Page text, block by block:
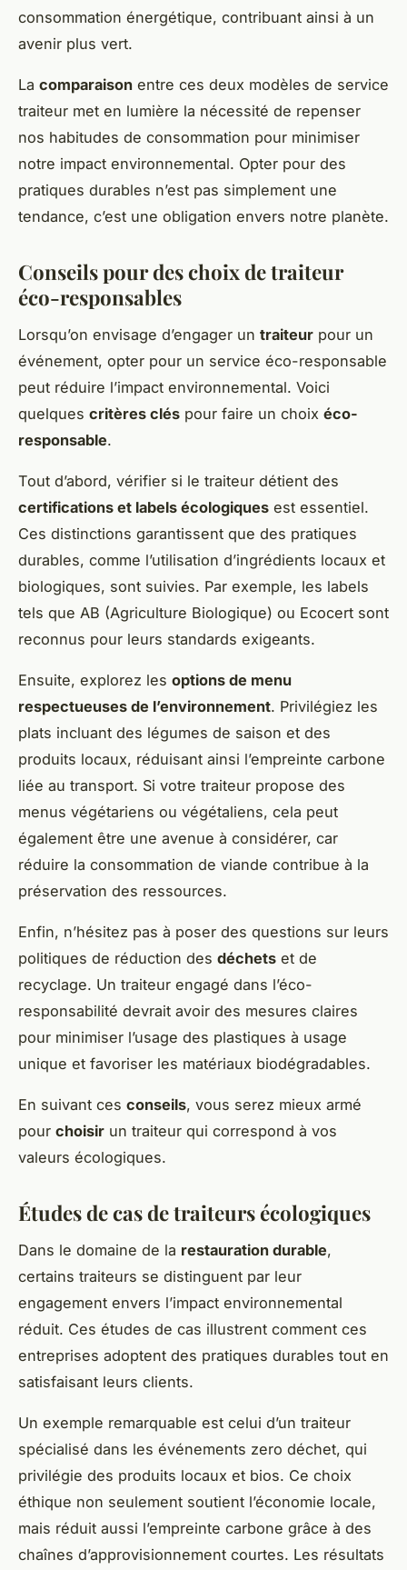
consommation énergétique, contribuant ainsi à un
avenir plus vert.
La comparaison entre ces deux modèles de service
traiteur met en lumière la nécessité de repenser
nos habitudes de consommation pour minimiser
notre impact environnemental. Opter pour des
pratiques durables n’est pas simplement une
tendance, c’est une obligation envers notre planète.
Conseils pour des choix de traiteur
éco-responsables
Lorsqu’on envisage d’engager un traiteur pour un
événement, opter pour un service éco-responsable
peut réduire l’impact environnemental. Voici
quelques critères clés pour faire un choix éco-
responsable.
Tout d’abord, vérifier si le traiteur détient des
certifications et labels écologiques est essentiel.
Ces distinctions garantissent que des pratiques
durables, comme l’utilisation d’ingrédients locaux et
biologiques, sont suivies. Par exemple, les labels
tels que AB (Agriculture Biologique) ou Ecocert sont
reconnus pour leurs standards exigeants.
Ensuite, explorez les options de menu
respectueuses de l’environnement. Privilégiez les
plats incluant des légumes de saison et des
produits locaux, réduisant ainsi l’empreinte carbone
liée au transport. Si votre traiteur propose des
menus végétariens ou végétaliens, cela peut
également être une avenue à considérer, car
réduire la consommation de viande contribue à la
préservation des ressources.
Enfin, n’hésitez pas à poser des questions sur leurs
politiques de réduction des déchets et de
recyclage. Un traiteur engagé dans l’éco-
responsabilité devrait avoir des mesures claires
pour minimiser l’usage des plastiques à usage
unique et favoriser les matériaux biodégradables.
En suivant ces conseils, vous serez mieux armé
pour choisir un traiteur qui correspond à vos
valeurs écologiques.
Études de cas de traiteurs écologiques
Dans le domaine de la restauration durable,
certains traiteurs se distinguent par leur
engagement envers l’impact environnemental
réduit. Ces études de cas illustrent comment ces
entreprises adoptent des pratiques durables tout en
satisfaisant leurs clients.
Un exemple remarquable est celui d’un traiteur
spécialisé dans les événements zero déchet, qui
privilégie des produits locaux et bios. Ce choix
éthique non seulement soutient l’économie locale,
mais réduit aussi l’empreinte carbone grâce à des
chaînes d’approvisionnement courtes. Les résultats